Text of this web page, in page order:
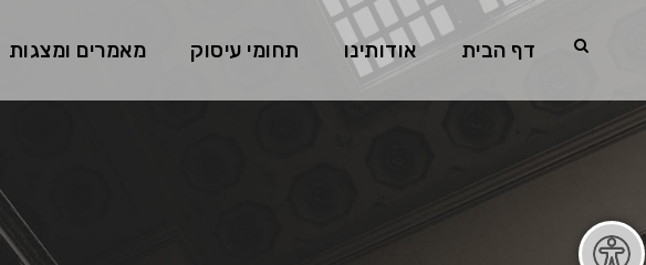
דף הבית אודותינו תחומי עיסוק מאמרים ומצגות